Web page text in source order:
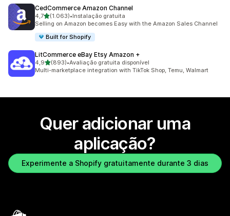
CedCommerce Amazon Channel
4,7de 5 estrelas
(1.063)
1063 total de avaliações
•Instalação gratuita
Selling on Amazon becomes Easy with the Amazon Sales Channel
Built for Shopify
LitCommerce eBay Etsy Amazon +
4,9de 5 estrelas
(893)
893 total de avaliações
•Avaliação gratuita disponível
Multi-marketplace integration with TikTok Shop, Temu, Walmart
Quer adicionar uma
aplicação?
Experimente a Shopify gratuitamente durante 3 dias